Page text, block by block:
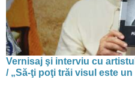
Vernisaj şi interviu cu
/ „Să-ţi poţi trăi visul este